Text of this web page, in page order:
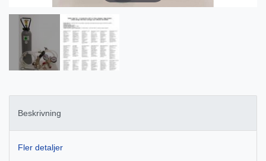
Beskrivning
Fler detaljer